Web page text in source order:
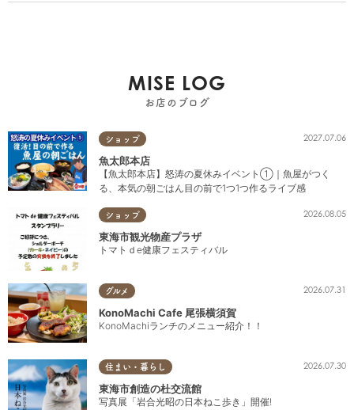
MISE LOG
お店のブログ
ショップ 2027.07.06
魚太郎本店
【魚太郎本店】怒涛の夏休みイベント①｜魚屋がつく
る、本気の朝ごはん目の前で1つ1つ作るライブ感
ショップ 2026.08.05
東海市観光物産プラザ
トマトｄe健康フェスティバル
グルメ 2026.07.31
KonoMachi Cafe 尾張横須賀
KonoMachiランチのメニュー紹介！！
住まい・暮らし 2026.07.30
東海市創造の杜交流館
写真展「岩合光昭の日本ねこ歩き」開催!